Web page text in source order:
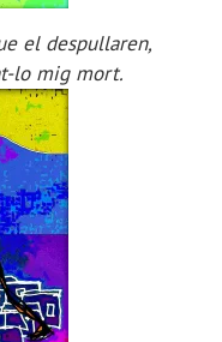
el despullaren,
lo mig mort.